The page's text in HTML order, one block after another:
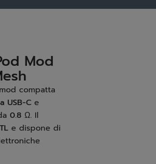
Mod
compatta
USB-C e
0.8 Ω. Il
e dispone di